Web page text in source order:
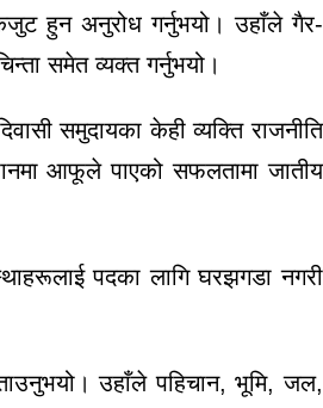
हुन अनुरोध गर्नुभयो। उहाँले गैर-
समेत व्यक्त गर्नुभयो।
समुदायका केही व्यक्ति राजनीति
आफूले पाएको सफलतामा जातीय
पदका लागि घरझगडा नगरी
उहाँले पहिचान, भूमि, जल,